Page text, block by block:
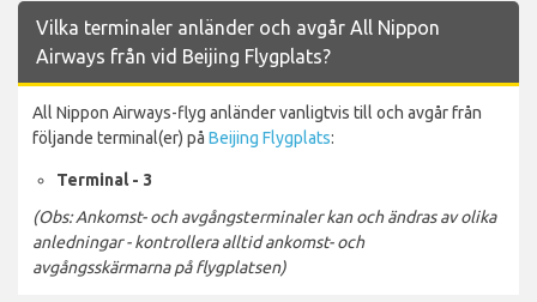
Vilka terminaler anländer och avgår All Nippon
Airways från vid Beijing Flygplats?
All Nippon Airways-flyg anländer vanligtvis till och avgår från
följande terminal(er) på Beijing Flygplats:
Terminal - 3
(Obs: Ankomst- och avgångsterminaler kan och ändras av olika
anledningar - kontrollera alltid ankomst- och
avgångsskärmarna på flygplatsen)